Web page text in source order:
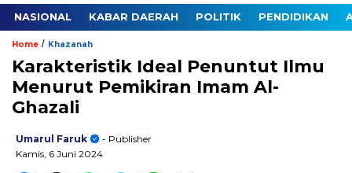
NASIONAL KABAR DAERAH POLITIK PENDIDIKAN
Home / Khazanah
Karakteristik Ideal Penuntut Ilmu
Menurut Pemikiran Imam Al-
Ghazali
Umarul Faruk
- Publisher
Kamis, 6 Juni 2024